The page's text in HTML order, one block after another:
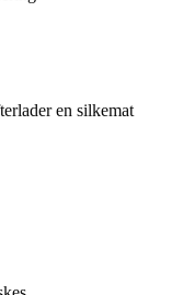
en silkemat